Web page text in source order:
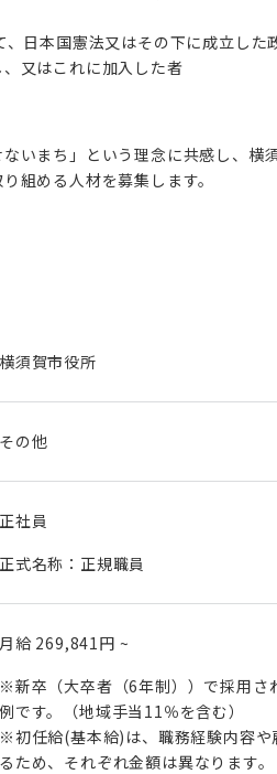
日本国憲法又はその下に成立した
又はこれに加入した者
いまち」という理念に共感し、横
組める人材を募集します。
横須賀市役所
その他
正社員
正式名称：正規職員
月給 269,841円 ~
※新卒（大卒者（6年制））で採用さ
例です。（地域手当11％を含む）
※初任給(基本給)は、職務経験内容や
るため、それぞれ金額は異なります。